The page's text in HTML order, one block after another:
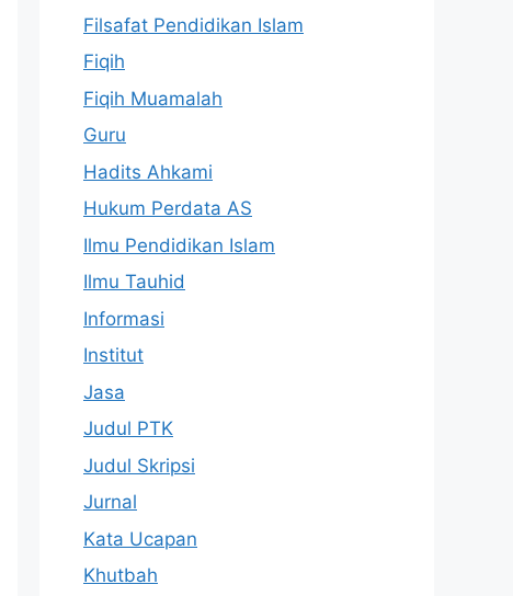
Filsafat Pendidikan Islam
Fiqih
Fiqih Muamalah
Guru
Hadits Ahkami
Hukum Perdata AS
Ilmu Pendidikan Islam
Ilmu Tauhid
Informasi
Institut
Jasa
Judul PTK
Judul Skripsi
Jurnal
Kata Ucapan
Khutbah